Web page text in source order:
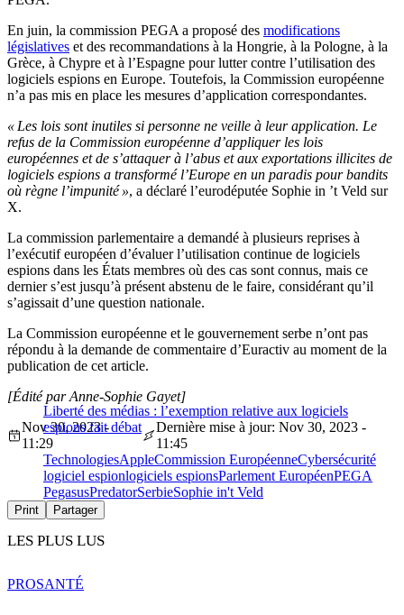
En juin, la commission PEGA a proposé des modifications
législatives et des recommandations à la Hongrie, à la Pologne, à la
Grèce, à Chypre et à l’Espagne pour lutter contre l’utilisation des
logiciels espions en Europe. Toutefois, la Commission européenne
n’a pas mis en place les mesures d’application correspondantes.
« Les lois sont inutiles si personne ne veille à leur application. Le
refus de la Commission européenne d’appliquer les lois
européennes et de s’attaquer à l’abus et aux exportations illicites de
logiciels espions a transformé l’Europe en un paradis pour bandits
où règne l’impunité », a déclaré l’eurodéputée Sophie in ’t Veld sur
X.
La commission parlementaire a demandé à plusieurs reprises à
l’exécutif européen d’évaluer l’utilisation continue de logiciels
espions dans les États membres où des cas sont connus, mais ce
dernier s’est jusqu’à présent abstenu de le faire, considérant qu’il
s’agissait d’une question nationale.
La Commission européenne et le gouvernement serbe n’ont pas
répondu à la demande de commentaire d’Euractiv au moment de la
publication de cet article.
Liberté des médias : l’exemption relative aux logiciels
espions fait débat
[Édité par Anne-Sophie Gayet]
Nov 30, 2023 -
11:29
Dernière mise à jour: Nov 30, 2023 -
11:45
TechnologiesAppleCommission EuropéenneCybersécurité
logiciel espionlogiciels espionsParlement EuropéenPEGA
PegasusPredatorSerbieSophie in't Veld
Print Partager
LES PLUS LUS
PROSANTÉ